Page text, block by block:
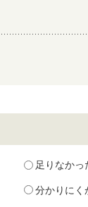
足りなかっ
分かりにく